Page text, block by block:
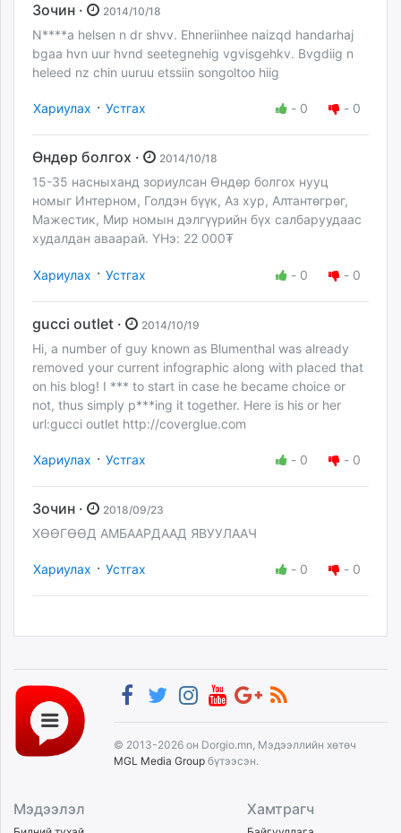
Зочин · 2014/10/18
N****a helsen n dr shvv. Ehneriinhee naizqd handarhaj
bgaa hvn uur hvnd seetegnehig vgvisgehkv. Bvgdiig n
heleed nz chin uuruu etssiin songoltoo hiig
Хариулах · Устгах - 0 - 0
Өндөр болгох · 2014/10/18
15-35 насныханд зориулсан Өндөр болгох нууц
номыг Интерном, Голдэн бүүк, Аз хур, Алтантөгрөг,
Мажестик, Мир номын дэлгүүрийн бүх салбаруудаас
худалдан аваарай. ҮНэ: 22 000₮
Хариулах · Устгах - 0 - 0
gucci outlet · 2014/10/19
Hi, a number of guy known as Blumenthal was already
removed your current infographic along with placed that
on his blog! I *** to start in case he became choice or
not, thus simply p***ing it together. Here is his or her
url:gucci outlet http://coverglue.com
Хариулах · Устгах - 0 - 0
Зочин · 2018/09/23
ХӨӨГӨӨД АМБААРДААД ЯВУУЛААЧ
Хариулах · Устгах - 0 - 0
© 2013-2026 он Dorgio.mn, Мэдээллийн хөтөч
MGL Media Group бүтээсэн.
Мэдээлэл Хамтрагч